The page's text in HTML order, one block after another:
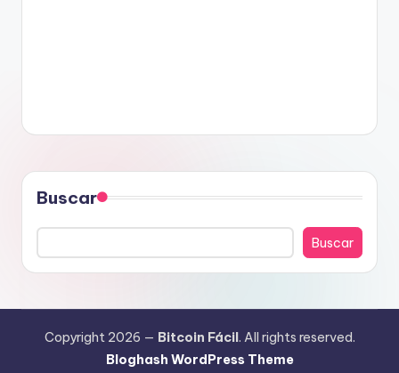
Buscar
Buscar
Copyright 2026 — Bitcoin Fácil. All rights reserved.
Bloghash WordPress Theme